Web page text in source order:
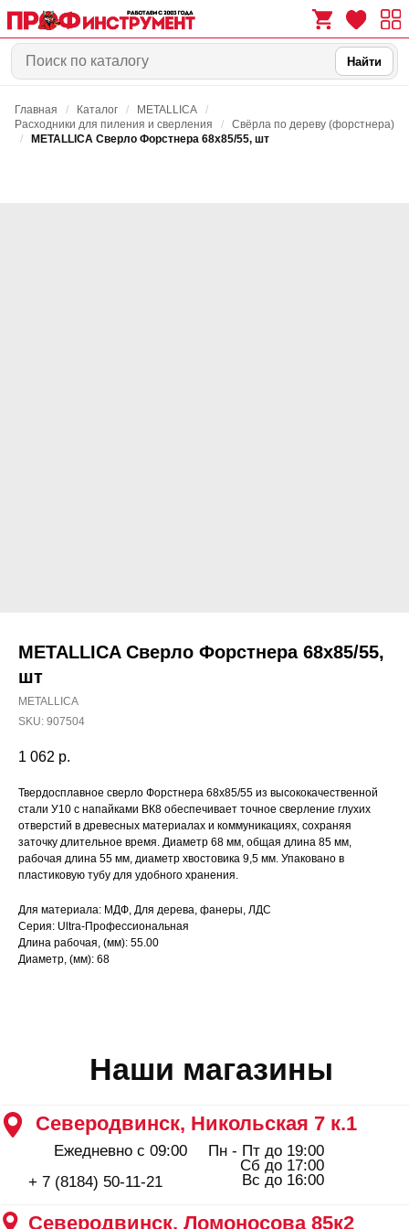
0
Найти
Главная / Каталог / METALLICA
/
Расходники для пиления и сверления
/
Свёрла по дереву (форстнера)
/
METALLICA Сверло Форстнера 68х85/55, шт
METALLICA Сверло Форстнера 68х85/55,
шт
METALLICA
SKU: 907504
1 062 р.
Твердосплавное сверло Форстнера 68х85/55 из высококачественной
стали У10 с напайками ВК8 обеспечивает точное сверление глухих
отверстий в древесных материалах и коммуникациях, сохраняя
заточку длительное время. Диаметр 68 мм, общая длина 85 мм,
рабочая длина 55 мм, диаметр хвостовика 9,5 мм. Упаковано в
пластиковую тубу для удобного хранения.
Для материала: МДФ, Для дерева, фанеры, ЛДС
Серия: Ultra-Профессиональная
Длина рабочая, (мм): 55.00
Диаметр, (мм): 68
Наши магазины
Архангельск, Урицкого 50 к.1
Северодвинск, Ломоносова 85к2
Северодвинск, Никольская 7 к.1
Ежедневно с 09:00
Пн - Пт до 19:00
Сб до 17:00
Вс до 16:00
Сб - Вс 10:00 - 18:00
Пн - Пт 09:00 - 19:00
+ 7 (8184) 50-11-21
+ 7 (911) 562-83-03